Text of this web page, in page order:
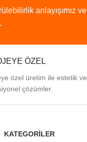
anlayışımız ve
ÖZEL
özel üretim ile estetik ve
çözümler.
KATEGORİLER